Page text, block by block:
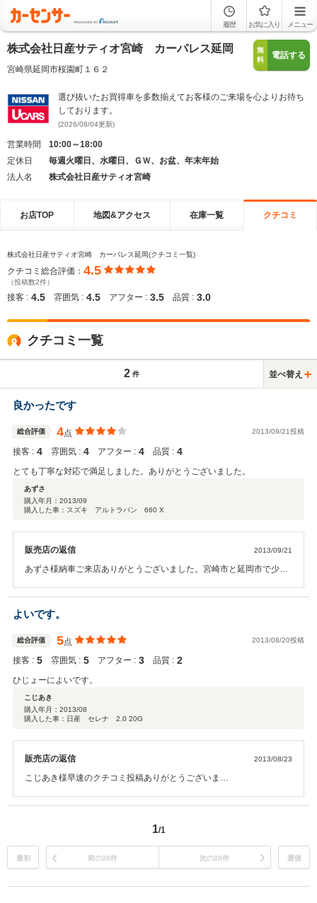
履歴 お気に入り メニュー
株式会社日産サティオ宮崎 カーパレス延岡
宮崎県延岡市桜園町１６２
無
料
電話する
選び抜いたお買得車を多数揃えてお客様のご来場を心よりお待ち
しております。
(2026/08/04更新)
営業時間
10:00～18:00
定休日
毎週火曜日、水曜日、ＧＷ、お盆、年末年始
法人名
株式会社日産サティオ宮崎
お店TOP 地図&アクセス 在庫一覧 クチコミ
株式会社日産サティオ宮崎 カーパレス延岡(クチコミ一覧)
クチコミ総合評価： 4.5
（投稿数2件）
接客 : 4.5 雰囲気 : 4.5 アフター : 3.5 品質 : 3.0
クチコミ一覧
2 件 並べ替え
良かったです
総合評価 4点 2013/09/21投稿
接客 : 4 雰囲気 : 4 アフター : 4 品質 : 4
とても丁寧な対応で満足しました。ありがとうございました。
あずさ
購入年月： 2013/09
購入した車：スズキ アルトラパン 660 X
販売店の返信 2013/09/21
あずさ様納車ご来店ありがとうございました。宮崎市と延岡市で少し
をサポートさせていただきますまで、今後ともよろしくお願いいたし
ます。
よいです。
総合評価 5点 2013/08/20投稿
接客 : 5 雰囲気 : 5 アフター : 3 品質 : 2
ひじょーによいです。
こじあき
購入年月： 2013/08
購入した車：日産 セレナ 2.0 20G
販売店の返信 2013/08/23
こじあき様早速のクチコミ投稿ありがとうございま
こじあき様のカーライフを末永くサーポートさせていただきたいと思
1/1
最初 前の20件 次の20件 最後